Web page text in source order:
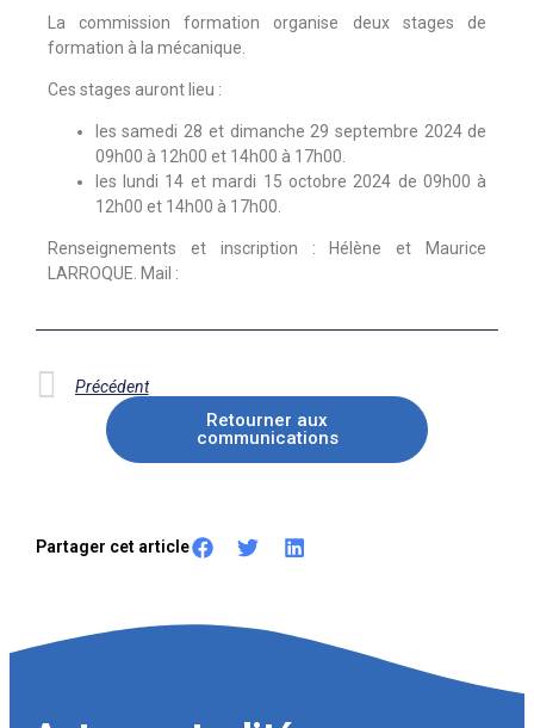
La commission formation organise deux stages de
formation à la mécanique.
Ces stages auront lieu :
les samedi 28 et dimanche 29 septembre 2024 de
09h00 à 12h00 et 14h00 à 17h00.
les lundi 14 et mardi 15 octobre 2024 de 09h00 à
12h00 et 14h00 à 17h00.
Renseignements et inscription : Hélène et Maurice
LARROQUE. Mail :
Précédent
Retourner aux
communications
Partager cet article